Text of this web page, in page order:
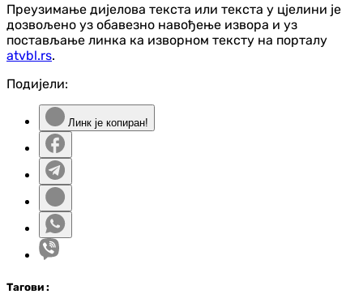
Преузимање дијелова текста или текста у цјелини је
дозвољено уз обавезно навођење извора и уз
постављање линка ка изворном тексту на порталу
atvbl.rs.
Подијели:
Линк је копиран!
Тагови :